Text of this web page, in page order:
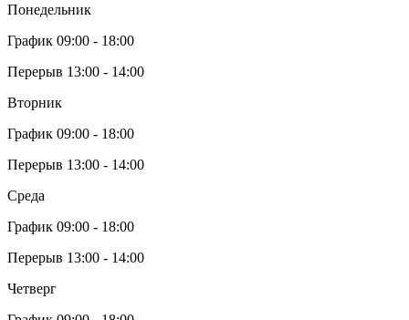
Понедельник
График 09:00 - 18:00
Перерыв 13:00 - 14:00
Вторник
График 09:00 - 18:00
Перерыв 13:00 - 14:00
Среда
График 09:00 - 18:00
Перерыв 13:00 - 14:00
Четверг